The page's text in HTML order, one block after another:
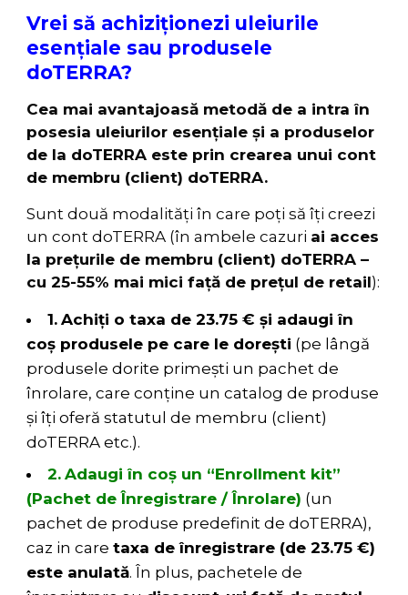
Vrei să achiziționezi uleiurile
esențiale sau produsele
doTERRA?
Cea mai avantajoasă metodă de a intra în
posesia uleiurilor esenţiale şi a produselor
de la doTERRA este prin crearea unui cont
de membru (client) doTERRA.
Sunt două modalități în care poți să îți creezi
un cont doTERRA (în ambele cazuri ai acces
la prețurile de membru (client) doTERRA –
cu 25-55% mai mici față de prețul de retail):
1. Achiți o taxa de 23.75 € și adaugi în
coș produsele pe care le dorești (pe lângă
produsele dorite primești un pachet de
înrolare, care conține un catalog de produse
și îți oferă statutul de membru (client)
doTERRA etc.).
2. Adaugi în coș un “Enrollment kit”
(Pachet de Înregistrare / Înrolare) (un
pachet de produse predefinit de doTERRA),
caz in caretaxa de înregistrare (de 23.75 €)
este anulată. În plus, pachetele de